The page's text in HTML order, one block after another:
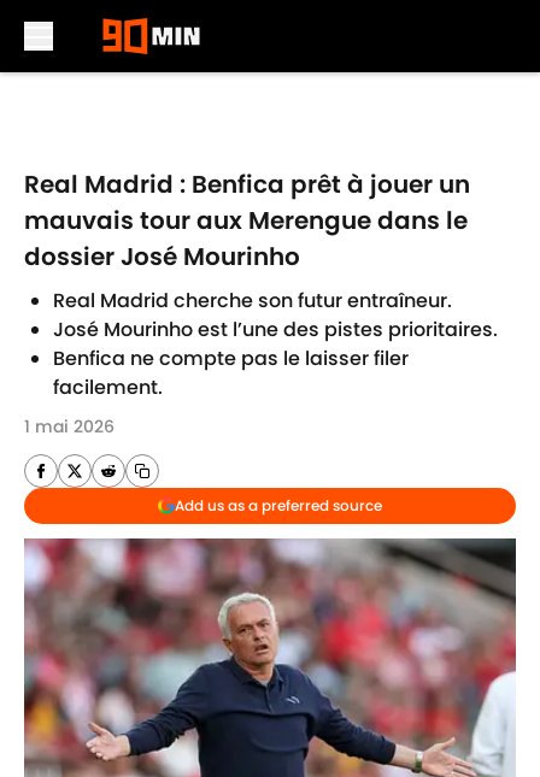
Real Madrid : Benfica prêt à jouer un
mauvais tour aux Merengue dans le
dossier José Mourinho
Real Madrid cherche son futur entraîneur.
José Mourinho est l’une des pistes prioritaires.
Benfica ne compte pas le laisser filer
facilement.
1 mai 2026
Add us as a preferred source